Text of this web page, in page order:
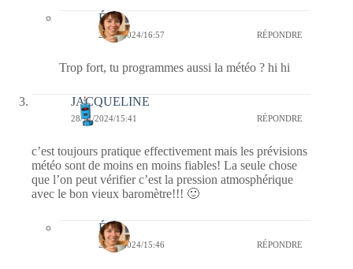
Élise
28/11/2024/16:57 RÉPONDRE
Trop fort, tu programmes aussi la météo ? hi hi
JACQUELINE
28/11/2024/15:41 RÉPONDRE
c’est toujours pratique effectivement mais les prévisions
météo sont de moins en moins fiables! La seule chose
que l’on peut vérifier c’est la pression atmosphérique
avec le bon vieux baromètre!!! 🙂
Élise
28/11/2024/15:46 RÉPONDRE